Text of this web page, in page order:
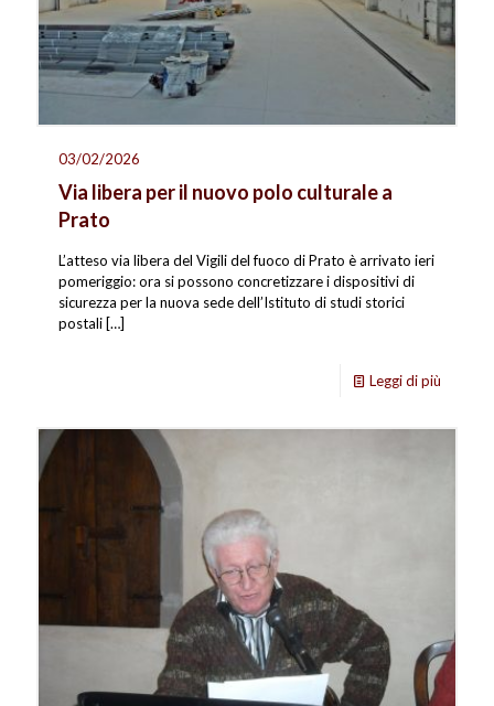
03/02/2026
Via libera per il nuovo polo culturale a
Prato
L’atteso via libera del Vigili del fuoco di Prato è arrivato ieri
pomeriggio: ora si possono concretizzare i dispositivi di
sicurezza per la nuova sede dell’Istituto di studi storici
postali[…]
Leggi di più